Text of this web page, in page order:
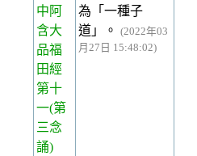
中阿
含大
品福
田經
第十
一(第
三念
誦)
為「一種子
道」。
(2022年03
月27日 15:48:02)